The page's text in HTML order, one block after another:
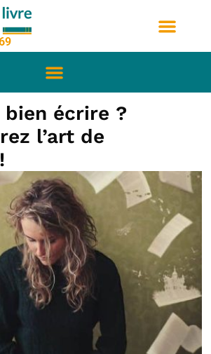
bien écrire ?
l’art de